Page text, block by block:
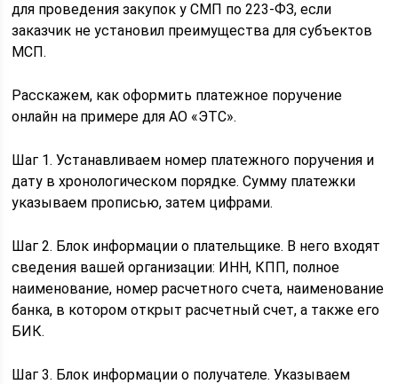
для проведения закупок у СМП по 223-ФЗ, если
заказчик не установил преимущества для субъектов
МСП.
Расскажем, как оформить платежное поручение
онлайн на примере для АО «ЭТС».
Шаг 1. Устанавливаем номер платежного поручения и
дату в хронологическом порядке. Сумму платежки
указываем прописью, затем цифрами.
Шаг 2. Блок информации о плательщике. В него входят
сведения вашей организации: ИНН, КПП, полное
наименование, номер расчетного счета, наименование
банка, в котором открыт расчетный счет, а также его
БИК.
Шаг 3. Блок информации о получателе. Указываем